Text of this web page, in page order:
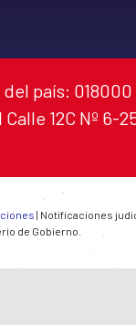
país: 018000
12C Nº 6-
| Notificaciones
de Gobierno.